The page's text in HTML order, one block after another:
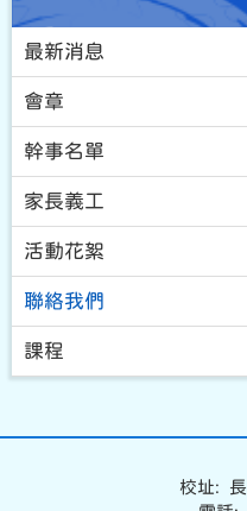
最新消息
會章
幹事名單
家長義工
活動花絮
聯絡我們
課程
校址: